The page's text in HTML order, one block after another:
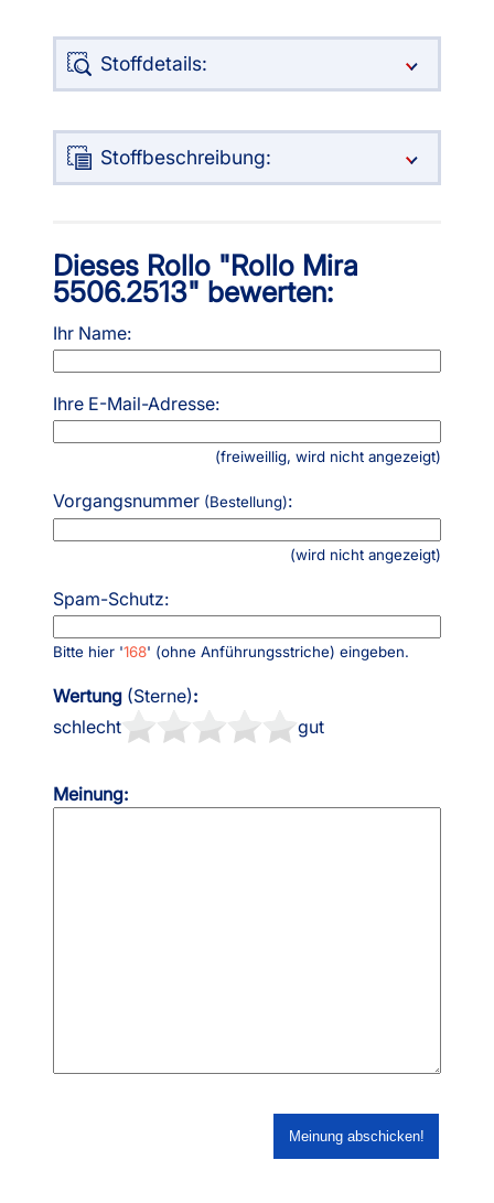
Stoffdetails:
Stoffbeschreibung:
Dieses Rollo "Rollo Mira
5506.2513" bewerten:
Ihr Name:
Ihre E-Mail-Adresse:
(freiweillig, wird nicht angezeigt)
Vorgangsnummer (Bestellung):
(wird nicht angezeigt)
Spam-Schutz:
Bitte hier '168' (ohne Anführungsstriche) eingeben.
Wertung (Sterne):
schlecht
gut
Meinung: